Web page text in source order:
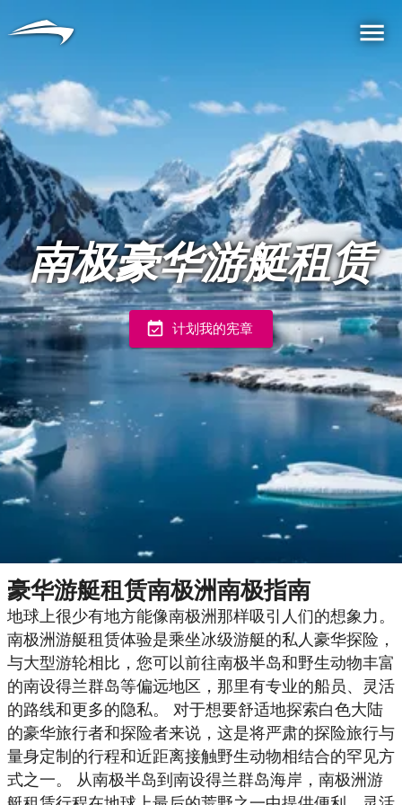
南极豪华游艇租赁
计划我的宪章
豪华游艇租赁南极洲南极指南
地球上很少有地方能像南极洲那样吸引人们的想象力。
南极洲游艇租赁体验是乘坐冰级游艇的私人豪华探险，
与大型游轮相比，您可以前往南极半岛和野生动物丰富
的南设得兰群岛等偏远地区，那里有专业的船员、灵活
的路线和更多的隐私。 对于想要舒适地探索白色大陆
的豪华旅行者和探险者来说，这是将严肃的探险旅行与
量身定制的行程和近距离接触野生动物相结合的罕见方
式之一。 从南极半岛到南设得兰群岛海岸，南极洲游